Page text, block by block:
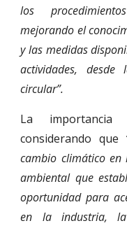
los
mejorando el
y las medidas
actividades,
circular”.
La
considerando que
cambio climático en
ambiental que
oportunidad para
en la industria,